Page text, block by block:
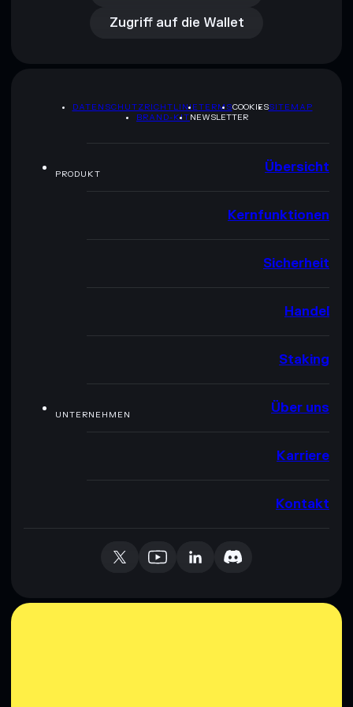
Zugriff auf die Wallet
DATENSCHUTZRICHTLINIETERMSCOOKIESSITEMAP
BRAND-KITNEWSLETTER
PRODUKT Übersicht
Kernfunktionen
Sicherheit
Handel
Staking
UNTERNEHMEN Über uns
Karriere
Kontakt